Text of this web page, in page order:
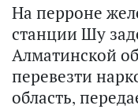
На перроне
станции Шу
Алматинской
перевезти
область,